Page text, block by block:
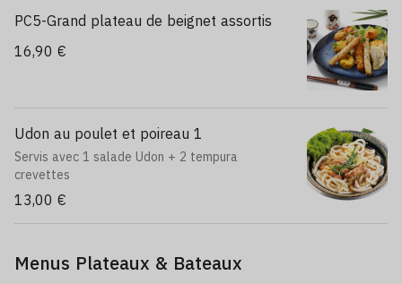
PC5-Grand plateau de beignet assortis
16,90 €
Udon au poulet et poireau 1
Servis avec 1 salade Udon + 2 tempura
crevettes
13,00 €
Menus Plateaux & Bateaux